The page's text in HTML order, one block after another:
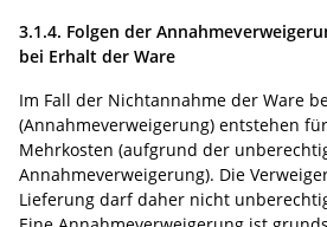
3.1.4. Folgen der
bei Erhalt der Ware
Im Fall der Nichtannahme der Ware
(Annahmeverweigerung) entstehen
Mehrkosten (aufgrund der
Annahmeverweigerung). Die
Lieferung darf daher nicht